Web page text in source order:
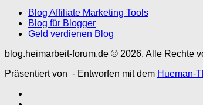
Blog Affiliate Marketing Tools
Blog für Blogger
Geld verdienen Blog
blog.heimarbeit-forum.de © 2026. Alle Rechte
Präsentiert von - Entworfen mit dem Hueman-